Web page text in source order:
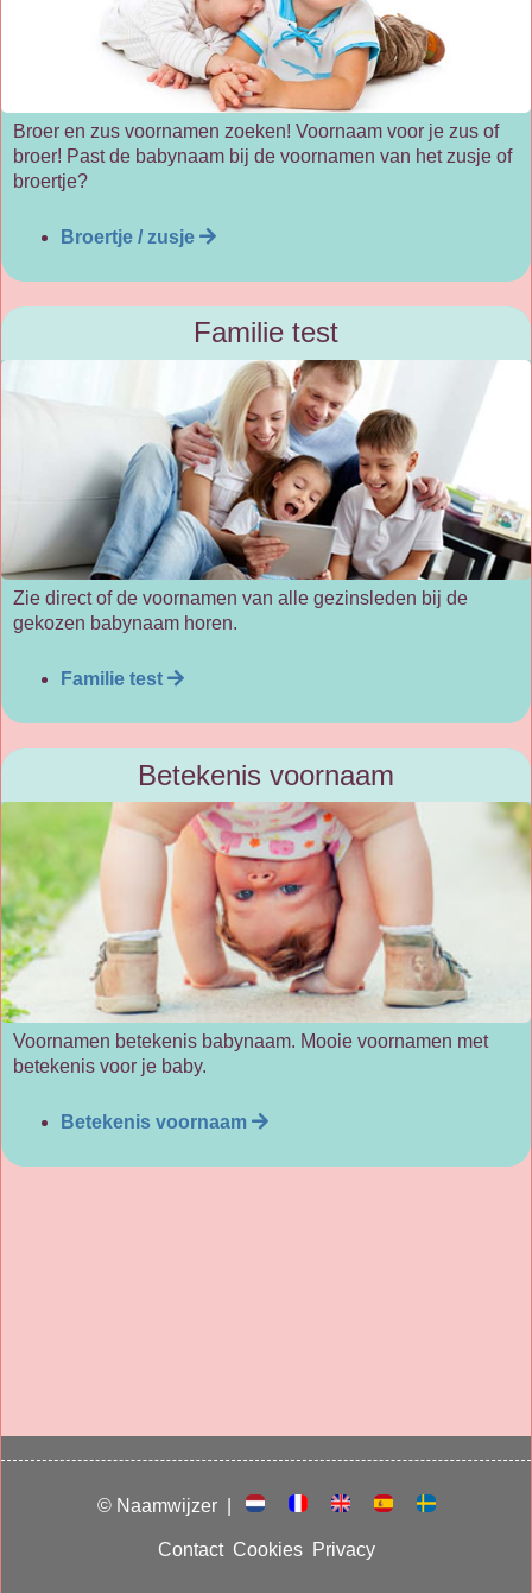
Broer en zus voornamen zoeken! Voornaam voor je zus of
broer! Past de babynaam bij de voornamen van het zusje of
broertje?
Broertje / zusje
Familie test
Zie direct of de voornamen van alle gezinsleden bij de
gekozen babynaam horen.
Familie test
Betekenis voornaam
Voornamen betekenis babynaam. Mooie voornamen met
betekenis voor je baby.
Betekenis voornaam
© Naamwijzer |
Contact Cookies Privacy